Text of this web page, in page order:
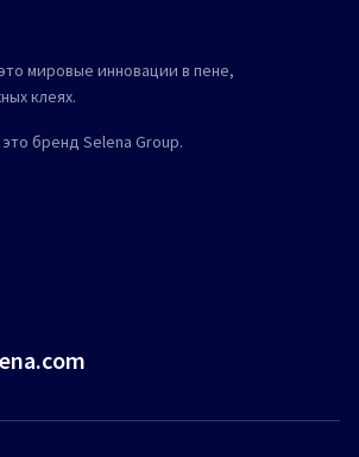
мировые инновации в пене,
клеях.
бренд Selena Group.